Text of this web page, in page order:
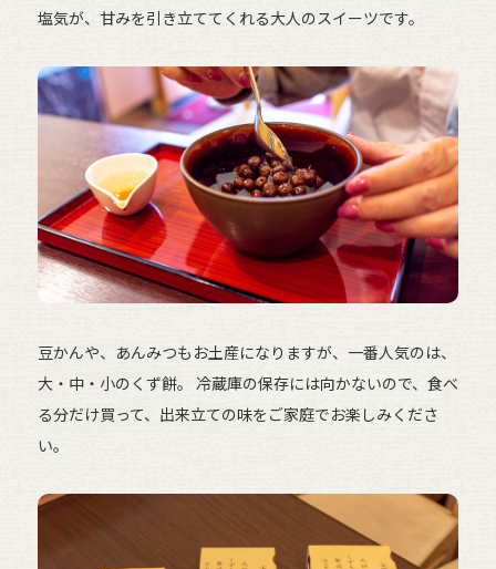
塩気が、甘みを引き立ててくれる大人のスイーツです。
豆かんや、あんみつもお土産になりますが、一番人気のは、
大・中・小のくず餅。 冷蔵庫の保存には向かないので、食べ
る分だけ買って、出来立ての味をご家庭でお楽しみくださ
い。